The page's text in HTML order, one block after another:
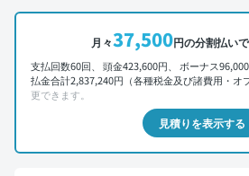
月々37,500円の分割払い
支払回数60回、 頭金423,600円、 ボーナス
払金合計2,837,240円（各種税金及び諸費用・オ
更できます。
見積りを表示する